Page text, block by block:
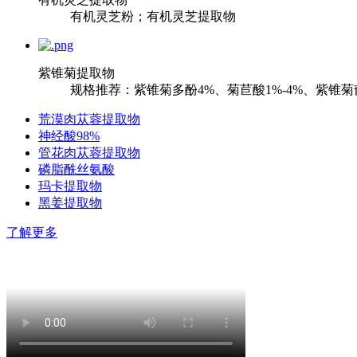
有机灵芝粉；有机灵芝提取物
紫锥菊提取物
规格推荐：紫锥菊多酚4%、菊苣酸1%-4%、紫锥菊
荒漠肉苁蓉提取物
神经酸98%
管花肉苁蓉提取物
磷脂酰丝氨酸
玛卡提取物
黑姜提取物
了解更多